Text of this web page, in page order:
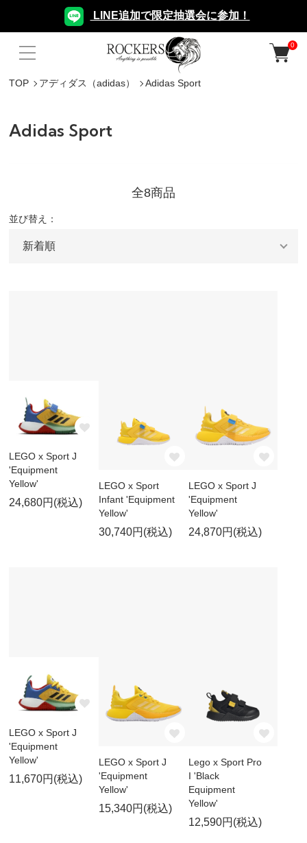
LINE追加で限定抽選会に参加！
0
TOP アディダス（adidas） Adidas Sport
Adidas Sport
全8商品
並び替え：
LEGO x Sport J
'Equipment
Yellow'
24,680円(税込)
LEGO x Sport
Infant 'Equipment
Yellow'
30,740円(税込)
LEGO x Sport J
'Equipment
Yellow'
24,870円(税込)
LEGO x Sport J
'Equipment
Yellow'
11,670円(税込)
LEGO x Sport J
'Equipment
Yellow'
15,340円(税込)
Lego x Sport Pro
I 'Black
Equipment
Yellow'
12,590円(税込)